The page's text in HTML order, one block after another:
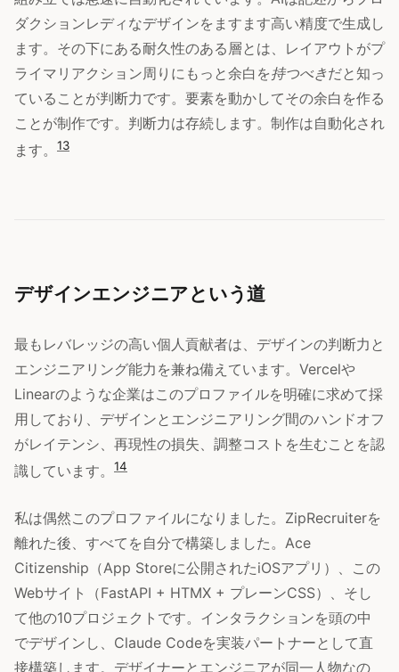
ダクションレディなデザインをますます高い精度で生成し
ます。その下にある耐久性のある層とは、レイアウトがプ
ライマリアクション周りにもっと余白を持つべきだと知っ
ていることが判断力です。要素を動かしてその余白を作る
ことが制作です。判断力は存続します。制作は自動化され
ます。
13
デザインエンジニアという道
最もレバレッジの高い個人貢献者は、デザインの判断力と
エンジニアリング能力を兼ね備えています。Vercelや
Linearのような企業はこのプロファイルを明確に求めて採
用しており、デザインとエンジニアリング間のハンドオフ
がレイテンシ、再現性の損失、調整コストを生むことを認
識しています。
14
私は偶然このプロファイルになりました。ZipRecruiterを
離れた後、すべてを自分で構築しました。Ace
Citizenship（App Storeに公開されたiOSアプリ）、この
Webサイト（FastAPI + HTMX + プレーンCSS）、そし
て他の10プロジェクトです。インタラクションを頭の中
でデザインし、Claude Codeを実装パートナーとして直
接構築します。デザイナーとエンジニアが同一人物なの